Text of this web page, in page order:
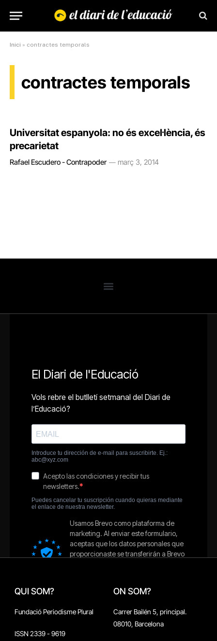
Inici » contractes temporals
contractes temporals
Universitat espanyola: no és excel·lència, és
precarietat
Rafael Escudero - Contrapoder març 3, 2014
QUI SOM?
Fundació Periodisme Plural
ISSN 2339 - 9619
ON SOM?
Carrer Bailén 5, principal.
08010, Barcelona